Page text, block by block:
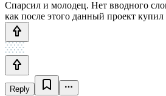
Спарсил и молодец. Нет вводного
как после этого данный проект
Reply